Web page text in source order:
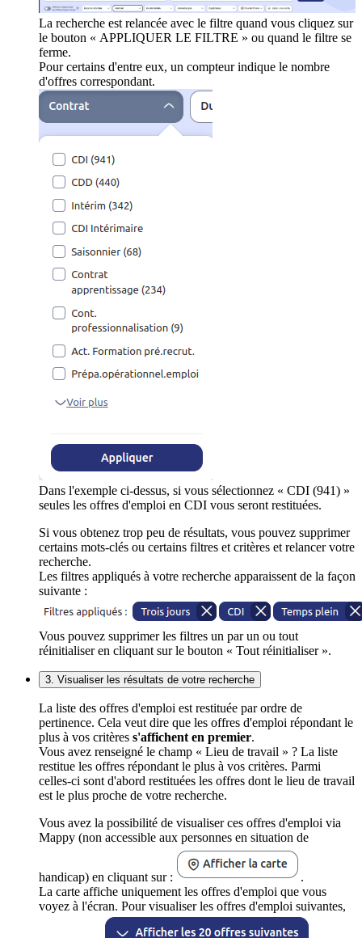
La recherche est relancée avec le filtre quand vous cliquez sur
le bouton « APPLIQUER LE FILTRE » ou quand le filtre se
ferme.
Pour certains d'entre eux, un compteur indique le nombre
d'offres correspondant.
Dans l'exemple ci-dessus, si vous sélectionnez « CDI (941) »
seules les offres d'emploi en CDI vous seront restituées.
Si vous obtenez trop peu de résultats, vous pouvez supprimer
certains mots-clés ou certains filtres et critères et relancer votre
recherche.
Les filtres appliqués à votre recherche apparaissent de la façon
suivante :
Vous pouvez supprimer les filtres un par un ou tout
réinitialiser en cliquant sur le bouton « Tout réinitialiser ».
3. Visualiser les résultats de votre recherche
La liste des offres d'emploi est restituée par ordre de
pertinence. Cela veut dire que les offres d'emploi répondant le
plus à vos critères s'affichent en premier.
Vous avez renseigné le champ « Lieu de travail » ? La liste
restitue les offres répondant le plus à vos critères. Parmi
celles-ci sont d'abord restituées les offres dont le lieu de travail
est le plus proche de votre recherche.
Vous avez la possibilité de visualiser ces offres d'emploi via
Mappy (non accessible aux personnes en situation de
handicap) en cliquant sur :
.
La carte affiche uniquement les offres d'emploi que vous
voyez à l'écran. Pour visualiser les offres d'emploi suivantes,